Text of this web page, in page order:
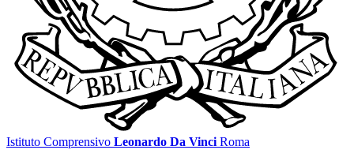
Istituto Comprensivo Leonardo Da Vinci Roma